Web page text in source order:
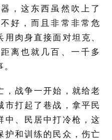
，这东西虽然吹上了
好，而且非常非常危
肉身直接面对坦克、
离也就几百、一千多
，战争一开始，就给老
市打起了巷战，拿平民
中、民居中打冷枪，这
护和训练的民众，伤亡